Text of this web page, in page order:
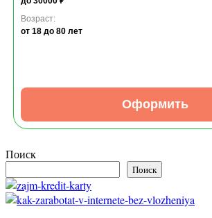
Возраст:
от 18 до 80 лет
Оформить
Поиск
Поиск